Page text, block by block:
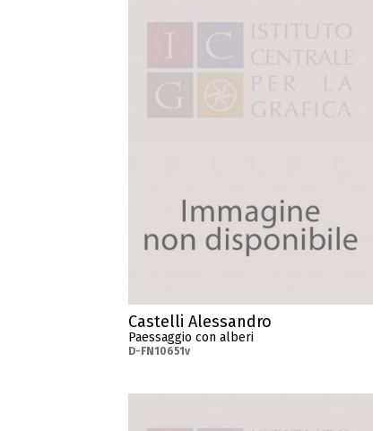
Castelli Alessandro
Paessaggio con alberi
D-FN10651v